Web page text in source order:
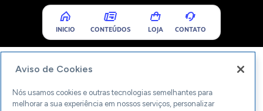
INICIO CONTEÚDOS LOJA CONTATO
Aviso de Cookies
Nós usamos cookies e outras tecnologias semelhantes para
melhorar a sua experiência em nossos serviços, personalizar